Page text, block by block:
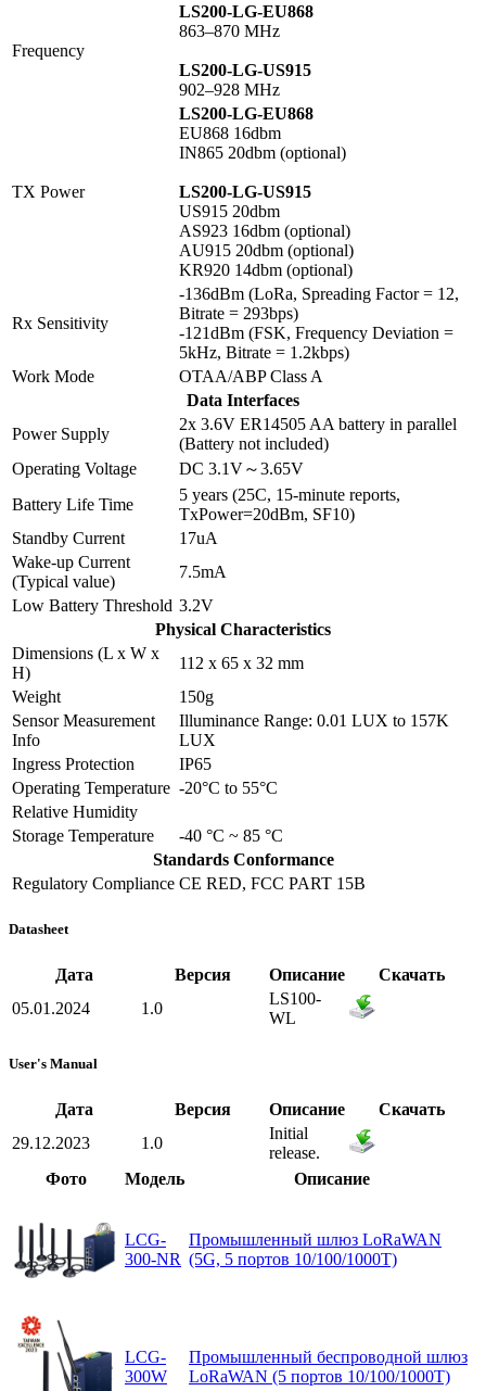
Frequency
LS200-LG-EU868
863–870 MHz
LS200-LG-US915
902–928 MHz
TX Power
LS200-LG-EU868
EU868 16dbm
IN865 20dbm (optional)
LS200-LG-US915
US915 20dbm
AS923 16dbm (optional)
AU915 20dbm (optional)
KR920 14dbm (optional)
Rx Sensitivity
-136dBm (LoRa, Spreading Factor = 12,
Bitrate = 293bps)
-121dBm (FSK, Frequency Deviation =
5kHz, Bitrate = 1.2kbps)
Work Mode
OTAA/ABP Class A
Data Interfaces
Power Supply
2x 3.6V ER14505 AA battery in parallel
(Battery not included)
Operating Voltage
DC 3.1V～3.65V
Battery Life Time
5 years (25C, 15-minute reports,
TxPower=20dBm, SF10)
Standby Current
17uA
Wake-up Current
(Typical value)
7.5mA
Low Battery Threshold 3.2V
Physical Characteristics
Dimensions (L x W x
H)
112 x 65 x 32 mm
Weight
150g
Sensor Measurement
Info
Illuminance Range: 0.01 LUX to 157K
LUX
Ingress Protection
IP65
Operating Temperature -20°C to 55°C
Relative Humidity
Storage Temperature
-40 °C ~ 85 °C
Standards Conformance
Regulatory Compliance CE RED, FCC PART 15B
Datasheet
Дата Версия Описание
Скачать
05.01.2024
1.0
LS100-
WL
User's Manual
Дата Версия Описание
Скачать
29.12.2023
1.0
Initial
release.
Фото
Модель Описание
LCG-
300-NR
Промышленный шлюз LoRaWAN
(5G, 5 портов 10/100/1000T)
LCG-
300W
Промышленный беспроводной шлюз
LoRaWAN (5 портов 10/100/1000T)